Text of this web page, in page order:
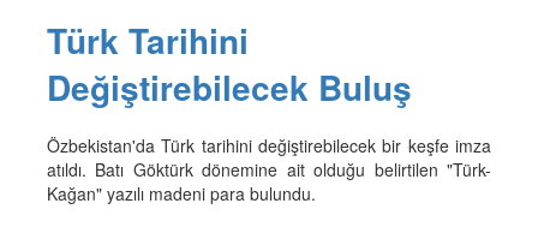
Türk Tarihini
Değiştirebilecek Buluş
Özbekistan'da Türk tarihini değiştirebilecek bir keşfe imza
atıldı. Batı Göktürk dönemine ait olduğu belirtilen "Türk-
Kağan" yazılı madeni para bulundu.